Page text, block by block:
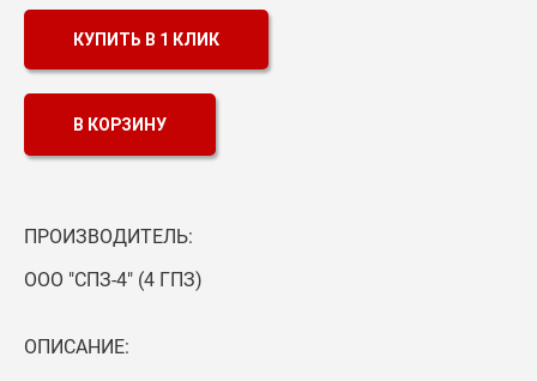
Цепи
КУПИТЬ В 1 КЛИК
В КОРЗИНУ
ПРОИЗВОДИТЕЛЬ:
ООО "СПЗ-4" (4 ГПЗ)
ОПИСАНИЕ: